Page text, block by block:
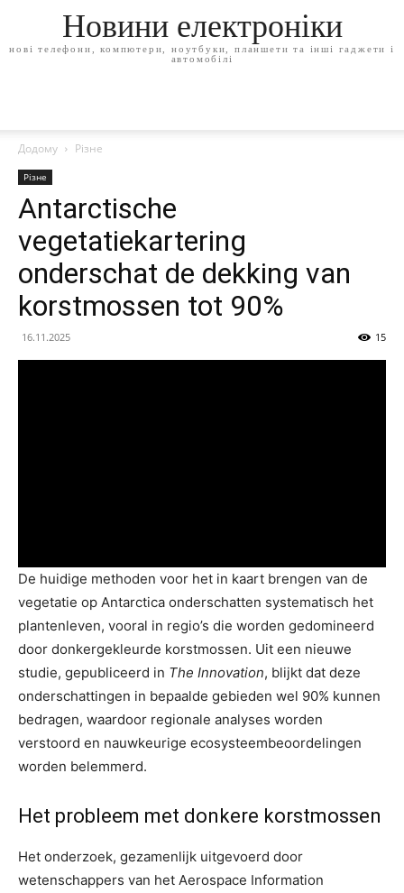
Новини електроніки
нові телефони, компютери, ноутбуки, планшети та інші гаджети і
автомобілі
Додому Різне
Різне
Antarctische
vegetatiekartering
onderschat de dekking van
korstmossen tot 90%
16.11.2025 15
De huidige methoden voor het in kaart brengen van de
vegetatie op Antarctica onderschatten systematisch het
plantenleven, vooral in regio’s die worden gedomineerd
door donkergekleurde korstmossen. Uit een nieuwe
studie, gepubliceerd in The Innovation, blijkt dat deze
onderschattingen in bepaalde gebieden wel 90% kunnen
bedragen, waardoor regionale analyses worden
verstoord en nauwkeurige ecosysteembeoordelingen
worden belemmerd.
Het probleem met donkere korstmossen
Het onderzoek, gezamenlijk uitgevoerd door
wetenschappers van het Aerospace Information